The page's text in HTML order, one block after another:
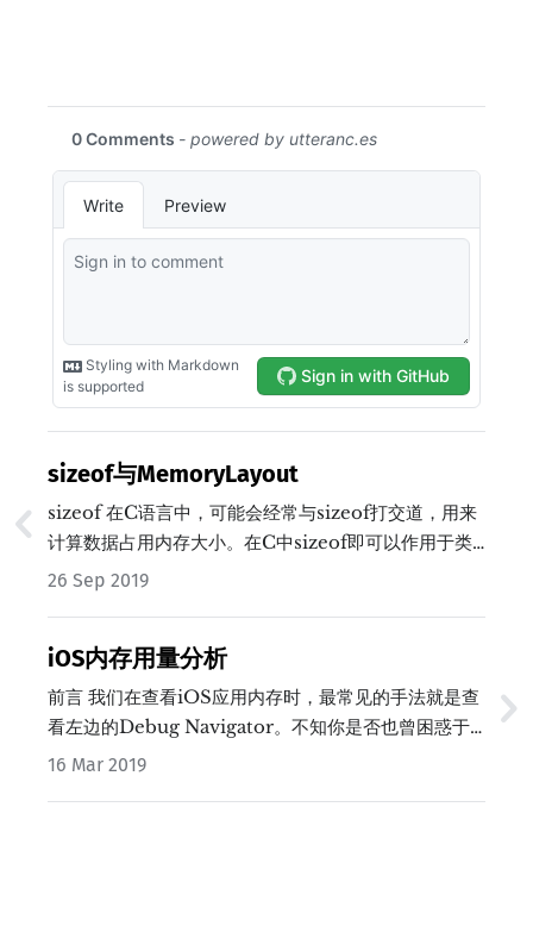
sizeof与MemoryLayout
sizeof 在C语言中，可能会经常与sizeof打交道，用来
计算数据占用内存大小。在C中sizeof即可以作用于类
型也可以作用于某个实际的变量，并返回其在内存中的
26 Sep 2019
iOS内存用量分析
前言 我们在查看iOS应用内存时，最常见的手法就是查
看左边的Debug Navigator。不知你是否也曾困惑于
这个内存究竟包括哪些部分，或者使用Allocations模
16 Mar 2019